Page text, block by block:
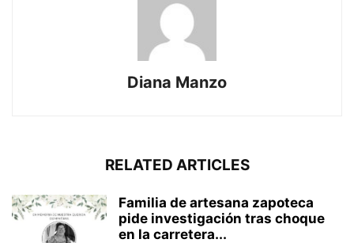
Diana Manzo
RELATED ARTICLES
Familia de artesana zapoteca
pide investigación tras choque
en la carretera...